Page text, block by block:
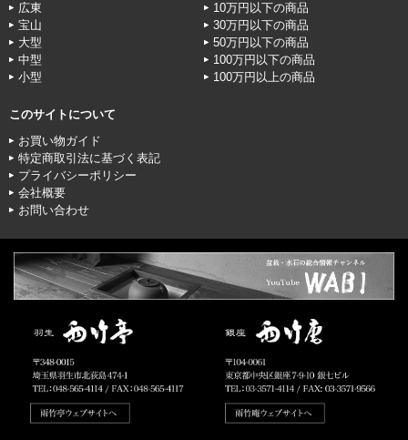
広東
宝山
大型
中型
小型
10万円以下の商品
30万円以下の商品
50万円以下の商品
100万円以下の商品
100万円以上の商品
このサイトについて
お買い物ガイド
特定商取引法に基づく表記
プライバシーポリシー
会社概要
お問い合わせ